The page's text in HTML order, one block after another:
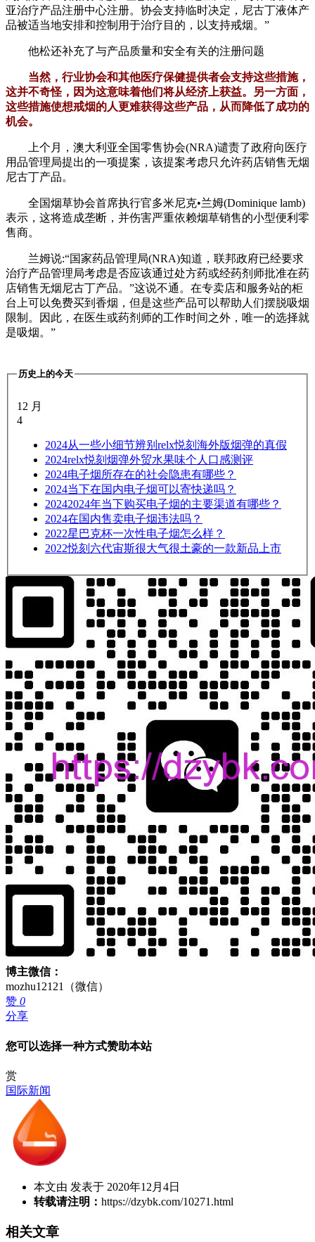
亚治疗产品注册中心注册。协会支持临时决定，尼古丁液体产
品被适当地安排和控制用于治疗目的，以支持戒烟。”
他松还补充了与产品质量和安全有关的注册问题
当然，行业协会和其他医疗保健提供者会支持这些措施，
这并不奇怪，因为这意味着他们将从经济上获益。另一方面，
这些措施使想戒烟的人更难获得这些产品，从而降低了成功的
机会。
上个月，澳大利亚全国零售协会(NRA)谴责了政府向医疗
用品管理局提出的一项提案，该提案考虑只允许药店销售无烟
尼古丁产品。
全国烟草协会首席执行官多米尼克•兰姆(Dominique lamb)
表示，这将造成垄断，并伤害严重依赖烟草销售的小型便利零
售商。
兰姆说:“国家药品管理局(NRA)知道，联邦政府已经要求
治疗产品管理局考虑是否应该通过处方药或经药剂师批准在药
店销售无烟尼古丁产品。”这说不通。在专卖店和服务站的柜
台上可以免费买到香烟，但是这些产品可以帮助人们摆脱吸烟
限制。因此，在医生或药剂师的工作时间之外，唯一的选择就
是吸烟。”
历史上的今天
12 月
4
2024从一些小细节辨别relx悦刻海外版烟弹的真假
2024relx悦刻烟弹外贸水果味个人口感测评
2024电子烟所存在的社会隐患有哪些？
2024当下在国内电子烟可以寄快递吗？
20242024年当下购买电子烟的主要渠道有哪些？
2024在国内售卖电子烟违法吗？
2022星巴克杯一次性电子烟怎么样？
2022悦刻六代宙斯很大气很土豪的一款新品上市
博主微信：
mozhu12121（微信）
赞 0
分享
您可以选择一种方式赞助本站
赏
国际新闻
本文由 发表于 2020年12月4日
转载请注明： https://dzybk.com/10271.html
相关文章